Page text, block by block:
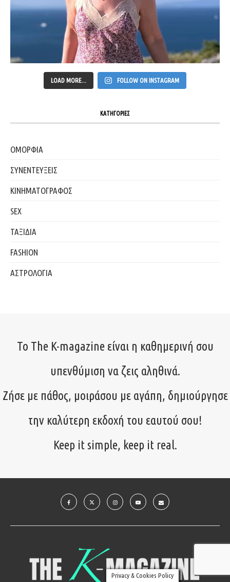
LOAD MORE... FOLLOW ON INSTAGRAM
ΚΑΤΗΓΟΡΙΕΣ
ΟΜΟΡΦΙΑ
ΣΥΝΕΝΤΕΥΞΕΙΣ
ΚΙΝΗΜΑΤΟΓΡΑΦΟΣ
SEX
ΤΑΞΙΔΙΑ
FASHION
ΑΣΤΡΟΛΟΓΙΑ
Το The K-magazine είναι η καθημερινή σου
υπενθύμιση να ζεις αληθινά.
Ζήσε με πάθος, μοιράσου με αγάπη, δημιούργησε
την καλύτερη εκδοχή του εαυτού σου!
Keep it simple, keep it real.
Privacy & Cookies Policy